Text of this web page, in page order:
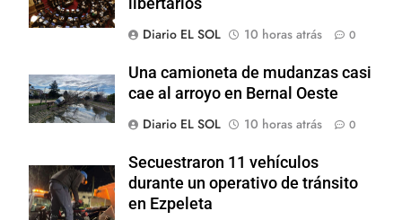
libertarios
Diario EL SOL
10 horas atrás 0
Una camioneta de mudanzas casi
cae al arroyo en Bernal Oeste
Diario EL SOL
10 horas atrás 0
Secuestraron 11 vehículos
durante un operativo de tránsito
en Ezpeleta